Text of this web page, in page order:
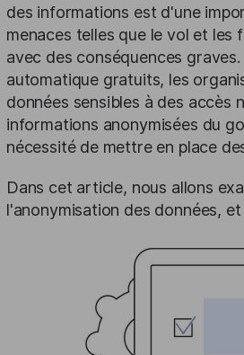
des informations est d'une
menaces telles que le vol et
avec des conséquences
automatique gratuits, les
données sensibles à des accès
informations anonymisées du
nécessité de mettre en place
Dans cet article, nous allons
l'anonymisation des données,